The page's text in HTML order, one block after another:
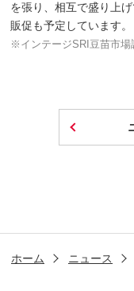
を張り、相互で盛り上
販促も予定しています。
※インテージSRI豆苗市場
ホーム ニュース